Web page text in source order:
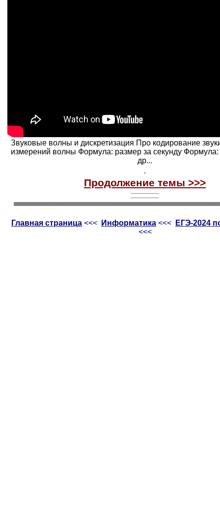
Звуковые волны и дискретизация Про кодирование
измерений волны Формула: размер за секунду
др...
.
Продолжение темы >>>
Главная страница <<< Информатика <<<
ЕГЭ-2024
<<<